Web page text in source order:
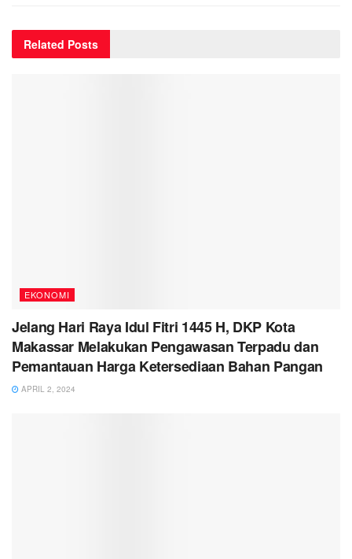
Related Posts
EKONOMI
Jelang Hari Raya Idul Fitri 1445 H, DKP Kota
Makassar Melakukan Pengawasan Terpadu dan
Pemantauan Harga Ketersediaan Bahan Pangan
APRIL 2, 2024